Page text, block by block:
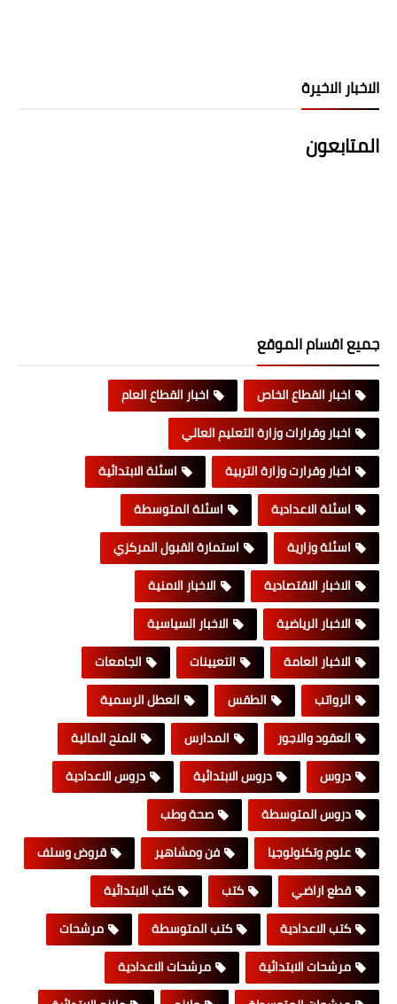
الاخبار الاخيرة
المتابعون
جميع اقسام الموقع
اخبار القطاع الخاص
اخبار القطاع العام
اخبار وقرارات وزارة التعليم العالي
اخبار وقرارت وزارة التربية
اسئلة الابتدائية
اسئلة الاعدادية
اسئلة المتوسطة
اسئلة وزارية
استمارة القبول المركزي
الاخبار الاقتصادية
الاخبار الامنية
الاخبار الرياضية
الاخبار السياسية
الاخبار العامة
التعيينات
الجامعات
الرواتب
الطقس
العطل الرسمية
العقود والاجور
المدارس
المنح المالية
دروس
دروس الابتدائية
دروس الاعدادية
دروس المتوسطة
صحة وطب
علوم وتكنولوجيا
فن ومشاهير
قروض وسلف
قطع اراضي
كتب
كتب الابتدائية
كتب الاعدادية
كتب المتوسطة
مرشحات
مرشحات الابتدائية
مرشحات الاعدادية